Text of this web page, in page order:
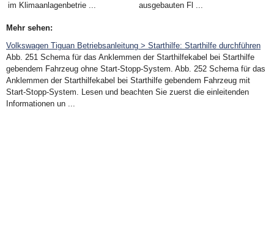
im Klimaanlagenbetrie ...
ausgebauten Fl ...
Mehr sehen:
Volkswagen Tiguan Betriebsanleitung > Starthilfe: Starthilfe durchführen
Abb. 251 Schema für das Anklemmen der Starthilfekabel bei Starthilfe
gebendem Fahrzeug ohne Start-Stopp-System. Abb. 252 Schema für das
Anklemmen der Starthilfekabel bei Starthilfe gebendem Fahrzeug mit
Start-Stopp-System. Lesen und beachten Sie zuerst die einleitenden
Informationen un ...